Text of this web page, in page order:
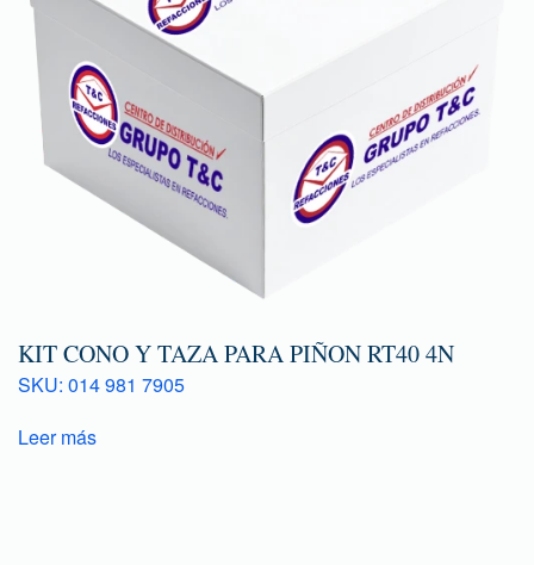
KIT CONO Y TAZA PARA PIÑON RT40 4N
SKU: 014 981 7905
Leer más